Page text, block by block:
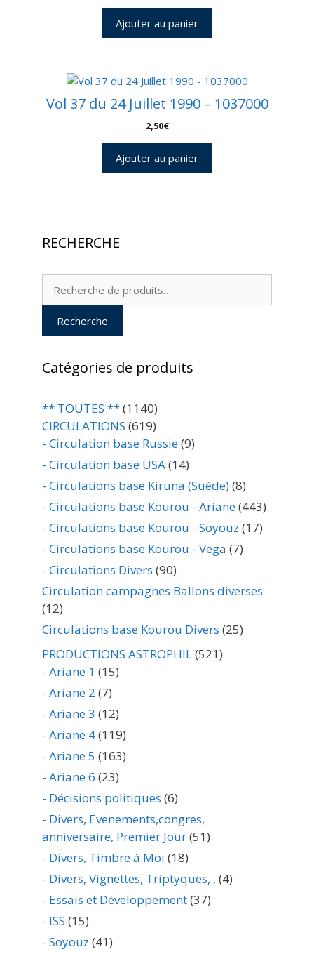
Ajouter au panier
Vol 37 du 24 Juillet 1990 – 1037000
2,50€
Ajouter au panier
RECHERCHE
Recherche
Recherche
Catégories de produits
** TOUTES **(1140)
CIRCULATIONS (619)
- Circulation base Russie(9)
- Circulation base USA(14)
- Circulations base Kiruna (Suède)(8)
- Circulations base Kourou - Ariane(443)
- Circulations base Kourou - Soyouz (17)
- Circulations base Kourou - Vega (7)
- Circulations Divers (90)
Circulation campagnes Ballons diverses
(12)
Circulations base Kourou Divers (25)
PRODUCTIONS ASTROPHIL(521)
- Ariane 1 (15)
- Ariane 2 (7)
- Ariane 3 (12)
- Ariane 4(119)
- Ariane 5 (163)
- Ariane 6 (23)
- Décisions politiques (6)
- Divers, Evenements,congres,
anniversaire, Premier Jour(51)
- Divers, Timbre à Moi (18)
- Divers, Vignettes, Triptyques, , (4)
- Essais et Développement(37)
- ISS (15)
- Soyouz (41)